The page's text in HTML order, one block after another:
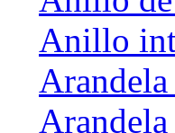
Anillo